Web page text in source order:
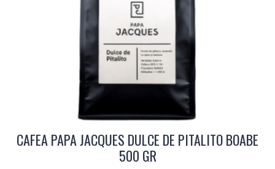
CAFEA PAPA JACQUES DULCE DE PITALITO BOABE
500 GR